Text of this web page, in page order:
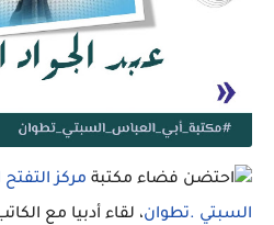
احتضن فضاء مكتبة مركز
السبتي .تطوان، لقاء أدبيا مع